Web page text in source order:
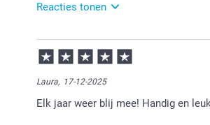
Reacties tonen
29-12-2025
15:01
Heel veel plezier van de
Laura, 17-12-2025
Elk jaar weer blij mee! Handig en